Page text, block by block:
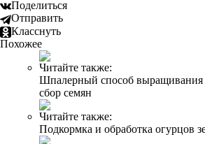
Поделиться
Отправить
Класснуть
Похожее
Читайте также:
Шпалерный способ выращивания
сбор семян
Читайте также:
Подкормка и обработка огурцов